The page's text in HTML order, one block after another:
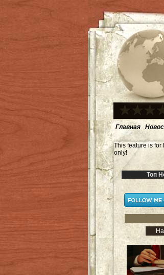
Главная
This feature is for
only!
Топ